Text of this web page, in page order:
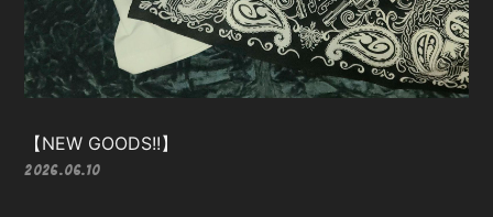
【NEW GOODS!!】
2026.06.10